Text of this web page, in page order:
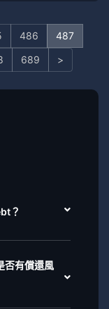
486
487
689 >
？
否有償還風